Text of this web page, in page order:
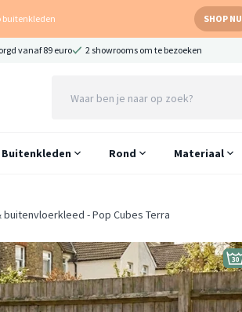
buitenkleden SHOP NU
vanaf 89 euro 2 showrooms om te bezoeken
Buitenkleden Rond Materiaal
buitenvloerkleed - Pop Cubes Terra